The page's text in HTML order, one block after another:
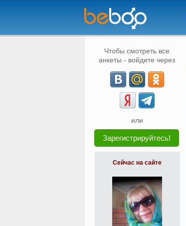
Чтобы смотреть все
анкеты - войдите через
или
Зарегистрируйтесь!
Сейчас на сайте